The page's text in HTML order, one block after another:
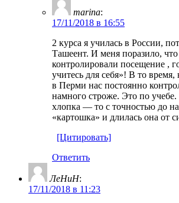
marina:
17/11/2018 в 16:55
2 курса я училась в России,
Ташеент. И меня поразило,
контролировали посещение ,
учитесь для себя»! В то
в Перми нас постоянно
намного строже. Это по учебе.
хлопка — то с точностью до
«картошка» и длилась она от
[Цитировать]
Ответить
ЛеНиН:
17/11/2018 в 11:23